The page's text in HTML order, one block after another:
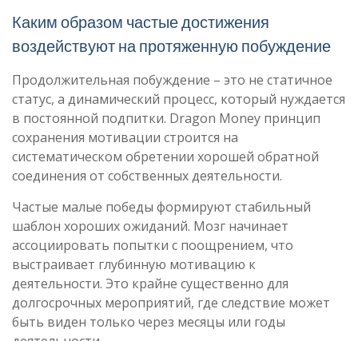
Каким образом частые достижения
воздействуют на протяженную побуждение
Продолжительная побуждение – это не статичное
статус, а динамический процесс, который нуждается
в постоянной подпитки. Dragon Money принцип
сохранения мотивации строится на
систематическом обретении хорошей обратной
соединения от собственных деятельности.
Частые малые победы формируют стабильный
шаблон хороших ожиданий. Мозг начинает
ассоциировать попытки с поощрением, что
выстраивает глубинную мотивацию к
деятельности. Это крайне существенно для
долгосрочных мероприятий, где следствие может
быть виден только через месяцы или годы